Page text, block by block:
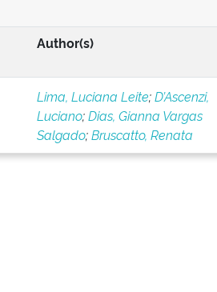
Author(s)
Lima, Luciana Leite;D’Ascenzi,
Luciano;Dias, Gianna Vargas
Salgado;Bruscatto, Renata